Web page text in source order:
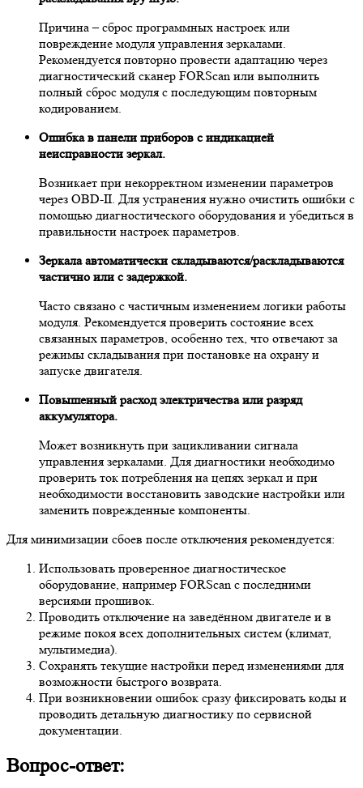
Причина – сброс программных настроек или
повреждение модуля управления зеркалами.
Рекомендуется повторно провести адаптацию через
диагностический сканер FORScan или выполнить
полный сброс модуля с последующим повторным
кодированием.
Ошибка в панели приборов с индикацией
неисправности зеркал.
Возникает при некорректном изменении параметров
через OBD-II. Для устранения нужно очистить ошибки с
помощью диагностического оборудования и убедиться в
правильности настроек параметров.
Зеркала автоматически складываются/раскладываются
частично или с задержкой.
Часто связано с частичным изменением логики работы
модуля. Рекомендуется проверить состояние всех
связанных параметров, особенно тех, что отвечают за
режимы складывания при постановке на охрану и
запуске двигателя.
Повышенный расход электричества или разряд
аккумулятора.
Может возникнуть при зацикливании сигнала
управления зеркалами. Для диагностики необходимо
проверить ток потребления на цепях зеркал и при
необходимости восстановить заводские настройки или
заменить поврежденные компоненты.
Для минимизации сбоев после отключения рекомендуется:
Использовать проверенное диагностическое
оборудование, например FORScan с последними
версиями прошивок.
Проводить отключение на заведённом двигателе и в
режиме покоя всех дополнительных систем (климат,
мультимедиа).
Сохранять текущие настройки перед изменениями для
возможности быстрого возврата.
При возникновении ошибок сразу фиксировать коды и
проводить детальную диагностику по сервисной
документации.
Вопрос-ответ: